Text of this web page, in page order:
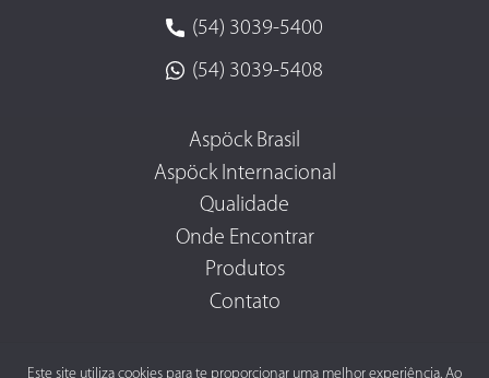
Este site utiliza cookies para te proporcionar uma melhor experiência. Ao
(54) 3039-5400
(54) 3039-5408
Aspöck Brasil
Aspöck Internacional
Qualidade
Onde Encontrar
Produtos
Contato